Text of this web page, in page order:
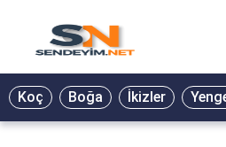
BİYOGRAFİ
GALERİ
Koç Boğa İkizler